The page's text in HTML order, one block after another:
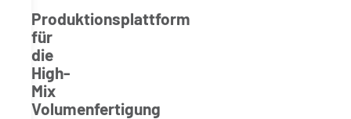
Produktionsplattform
für
die
High-
Mix
Volumenfertigung